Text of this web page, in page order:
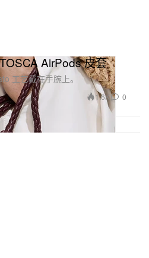
AirPods 皮套
工艺戴在手腕上。
1.6K 0